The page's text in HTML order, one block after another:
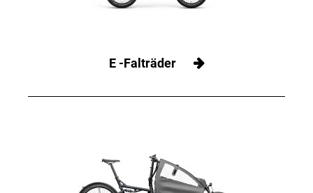
E -Falträder